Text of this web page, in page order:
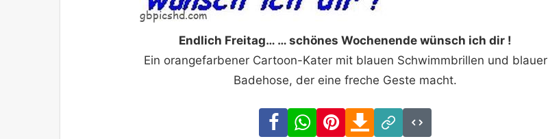
Endlich Freitag… … schönes Wochenende wünsch ich dir !
Ein orangefarbener Cartoon-Kater mit blauen Schwimmbrillen und blauer
Badehose, der eine freche Geste macht.
FacebookWhatsAppPinterestDownload
Link